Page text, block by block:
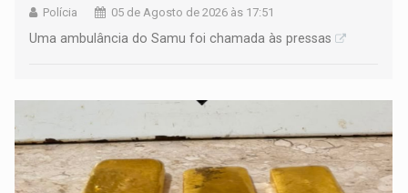
Polícia 05 de Agosto de 2026 às 17:51
Uma ambulância do Samu foi chamada às pressas